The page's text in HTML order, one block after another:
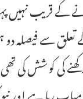
کے قریب
سے فیصلہ دو
کی کوشش کی تھی
رہا ہے اور